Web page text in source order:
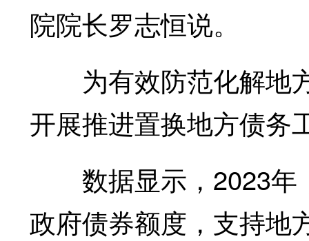
院院长罗志恒说。
为有效防范化解地
开展推进置换地方债务
数据显示，2023年
政府债券额度，支持地